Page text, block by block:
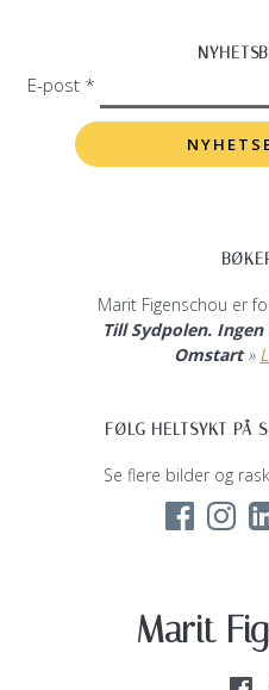
E-post *
Marit Figenschou er
Till Sydpolen. Ingen
Omstart»
FØLG HELTSYKT PÅ
Se flere bilder og
Marit